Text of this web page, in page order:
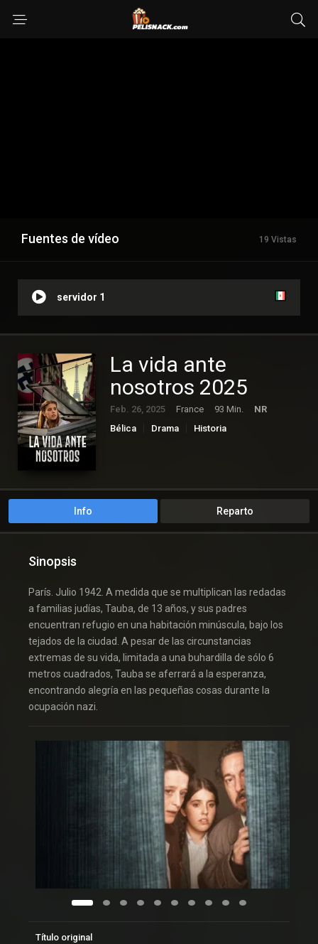
Fuentes de vídeo 19 Vistas
servidor 1
La vida ante
nosotros 2025
Feb. 26, 2025 France 93 Min.
NR
Bélica
Drama Historia
Info Reparto
Sinopsis
París. Julio 1942. A medida que se multiplican las redadas
a familias judías, Tauba, de 13 años, y sus padres
encuentran refugio en una habitación minúscula, bajo los
tejados de la ciudad. A pesar de las circunstancias
extremas de su vida, limitada a una buhardilla de sólo 6
metros cuadrados, Tauba se aferrará a la esperanza,
encontrando alegría en las pequeñas cosas durante la
ocupación nazi.
Título original